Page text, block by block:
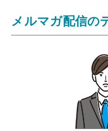
メルマガ配信の